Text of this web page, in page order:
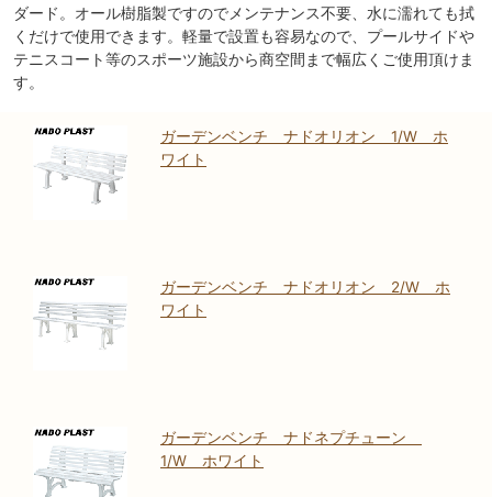
ダード。オール樹脂製ですのでメンテナンス不要、水に濡れても拭
くだけで使用できます。軽量で設置も容易なので、プールサイドや
テニスコート等のスポーツ施設から商空間まで幅広くご使用頂けま
す。
ガーデンベンチ ナドオリオン 1/W ホ
ワイト
ガーデンベンチ ナドオリオン 2/W ホ
ワイト
ガーデンベンチ ナドネプチューン
1/W ホワイト